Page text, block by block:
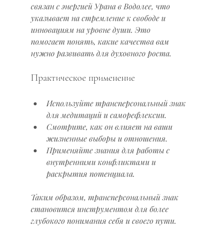
связан с энергией Урана в Водолее, что
указывает на стремление к свободе и
инновациям на уровне души. Это
помогает понять, какие качества вам
нужно развивать для духовного роста.
Практическое применение
Используйте трансперсональный знак
для медитаций и саморефлексии.
Смотрите, как он влияет на ваши
жизненные выборы и отношения.
Применяйте знания для работы с
внутренними конфликтами и
раскрытия потенциала.
Таким образом, трансперсональный знак
становится инструментом для более
глубокого понимания себя и своего пути.